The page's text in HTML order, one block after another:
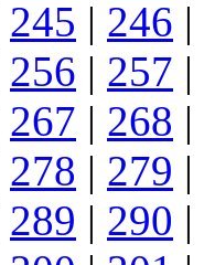
245 | 246 |
256 | 257 |
267 | 268 |
278 | 279 |
289 | 290 |